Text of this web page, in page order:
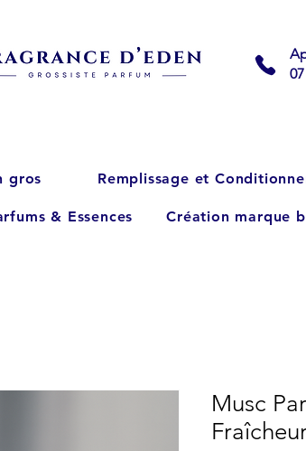
gros Remplissage et
& Essences Création marque
Musc